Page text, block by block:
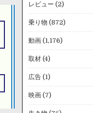
レビュー (2)
乗り物 (872)
動画(1,176)
取材(4)
広告(1)
映画(7)